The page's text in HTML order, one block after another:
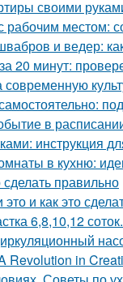
своими
рабочим местом:
и ведер:
20 минут:
в
инструкция
в кухню:
сделать правильно
и как это
6,8,10,12
Revolution in